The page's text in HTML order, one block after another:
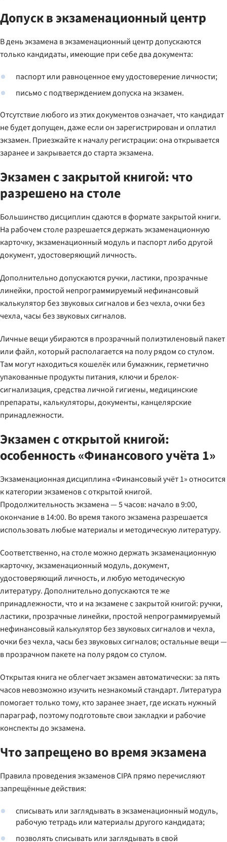
Допуск в экзаменационный центр
В день экзамена в экзаменационный центр допускаются
только кандидаты, имеющие при себе два документа:
паспорт или равноценное ему удостоверение личности;
письмо с подтверждением допуска на экзамен.
Отсутствие любого из этих документов означает, что кандидат
не будет допущен, даже если он зарегистрирован и оплатил
экзамен. Приезжайте к началу регистрации: она открывается
заранее и закрывается до старта экзамена.
Экзамен с закрытой книгой: что
разрешено на столе
Большинство дисциплин сдаются в формате закрытой книги.
На рабочем столе разрешается держать экзаменационную
карточку, экзаменационный модуль и паспорт либо другой
документ, удостоверяющий личность.
Дополнительно допускаются ручки, ластики, прозрачные
линейки, простой непрограммируемый нефинансовый
калькулятор без звуковых сигналов и без чехла, очки без
чехла, часы без звуковых сигналов.
Личные вещи убираются в прозрачный полиэтиленовый пакет
или файл, который располагается на полу рядом со стулом.
Там могут находиться кошелёк или бумажник, герметично
упакованные продукты питания, ключи и брелок-
сигнализация, средства личной гигиены, медицинские
препараты, калькуляторы, документы, канцелярские
принадлежности.
Экзамен с открытой книгой:
особенность «Финансового учёта 1»
Экзаменационная дисциплина «Финансовый учёт 1» относится
к категории экзаменов с открытой книгой.
Продолжительность экзамена — 5 часов: начало в 9:00,
окончание в 14:00. Во время такого экзамена разрешается
использовать любые материалы и методическую литературу.
Соответственно, на столе можно держать экзаменационную
карточку, экзаменационный модуль, документ,
удостоверяющий личность, и любую методическую
литературу. Дополнительно допускаются те же
принадлежности, что и на экзамене с закрытой книгой: ручки,
ластики, прозрачные линейки, простой непрограммируемый
нефинансовый калькулятор без звуковых сигналов и чехла,
очки без чехла, часы без звуковых сигналов; остальные вещи —
в прозрачном пакете на полу рядом со стулом.
Открытая книга не облегчает экзамен автоматически: за пять
часов невозможно изучить незнакомый стандарт. Литература
помогает только тому, кто заранее знает, где искать нужный
параграф, поэтому подготовьте свои закладки и рабочие
конспекты до экзамена.
Что запрещено во время экзамена
Правила проведения экзаменов CIPA прямо перечисляют
запрещённые действия:
списывать или заглядывать в экзаменационный модуль,
рабочую тетрадь или материалы другого кандидата;
позволять списывать или заглядывать в свой